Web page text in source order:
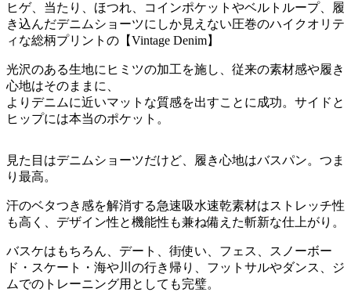
ヒゲ、当たり、ほつれ、コインポケットやベルトループ、履
き込んだデニムショーツにしか見えない圧巻のハイクオリテ
ィな総柄プリントの【Vintage Denim】
光沢のある生地にヒミツの加工を施し、従来の素材感や履き
心地はそのままに、
よりデニムに近いマットな質感を出すことに成功。サイドと
ヒップには本当のポケット。
見た目はデニムショーツだけど、履き心地はバスパン。つま
り最高。
汗のベタつき感を解消する急速吸水速乾素材はストレッチ性
も高く、デザイン性と機能性も兼ね備えた斬新な仕上がり。
バスケはもちろん、デート、街使い、フェス、スノーボー
ド・スケート・海や川の行き帰り、フットサルやダンス、ジ
ムでのトレーニング用としても完璧。